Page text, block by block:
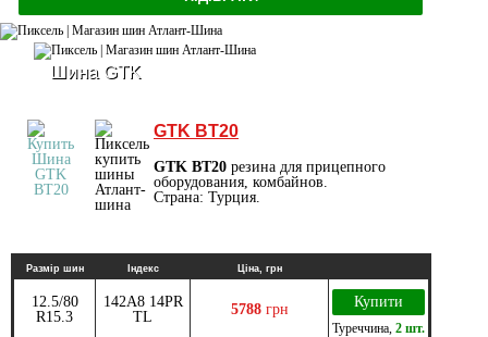
Шина GTK
GTK BT20
GTK BT20 резина для прицепного
оборудования, комбайнов.
Страна: Турция.
Размір шин Індекс Ціна, грн
12.5/80
R15.3
142A8 14PR
TL
5788 грн Купити
Туреччина 2 шт.